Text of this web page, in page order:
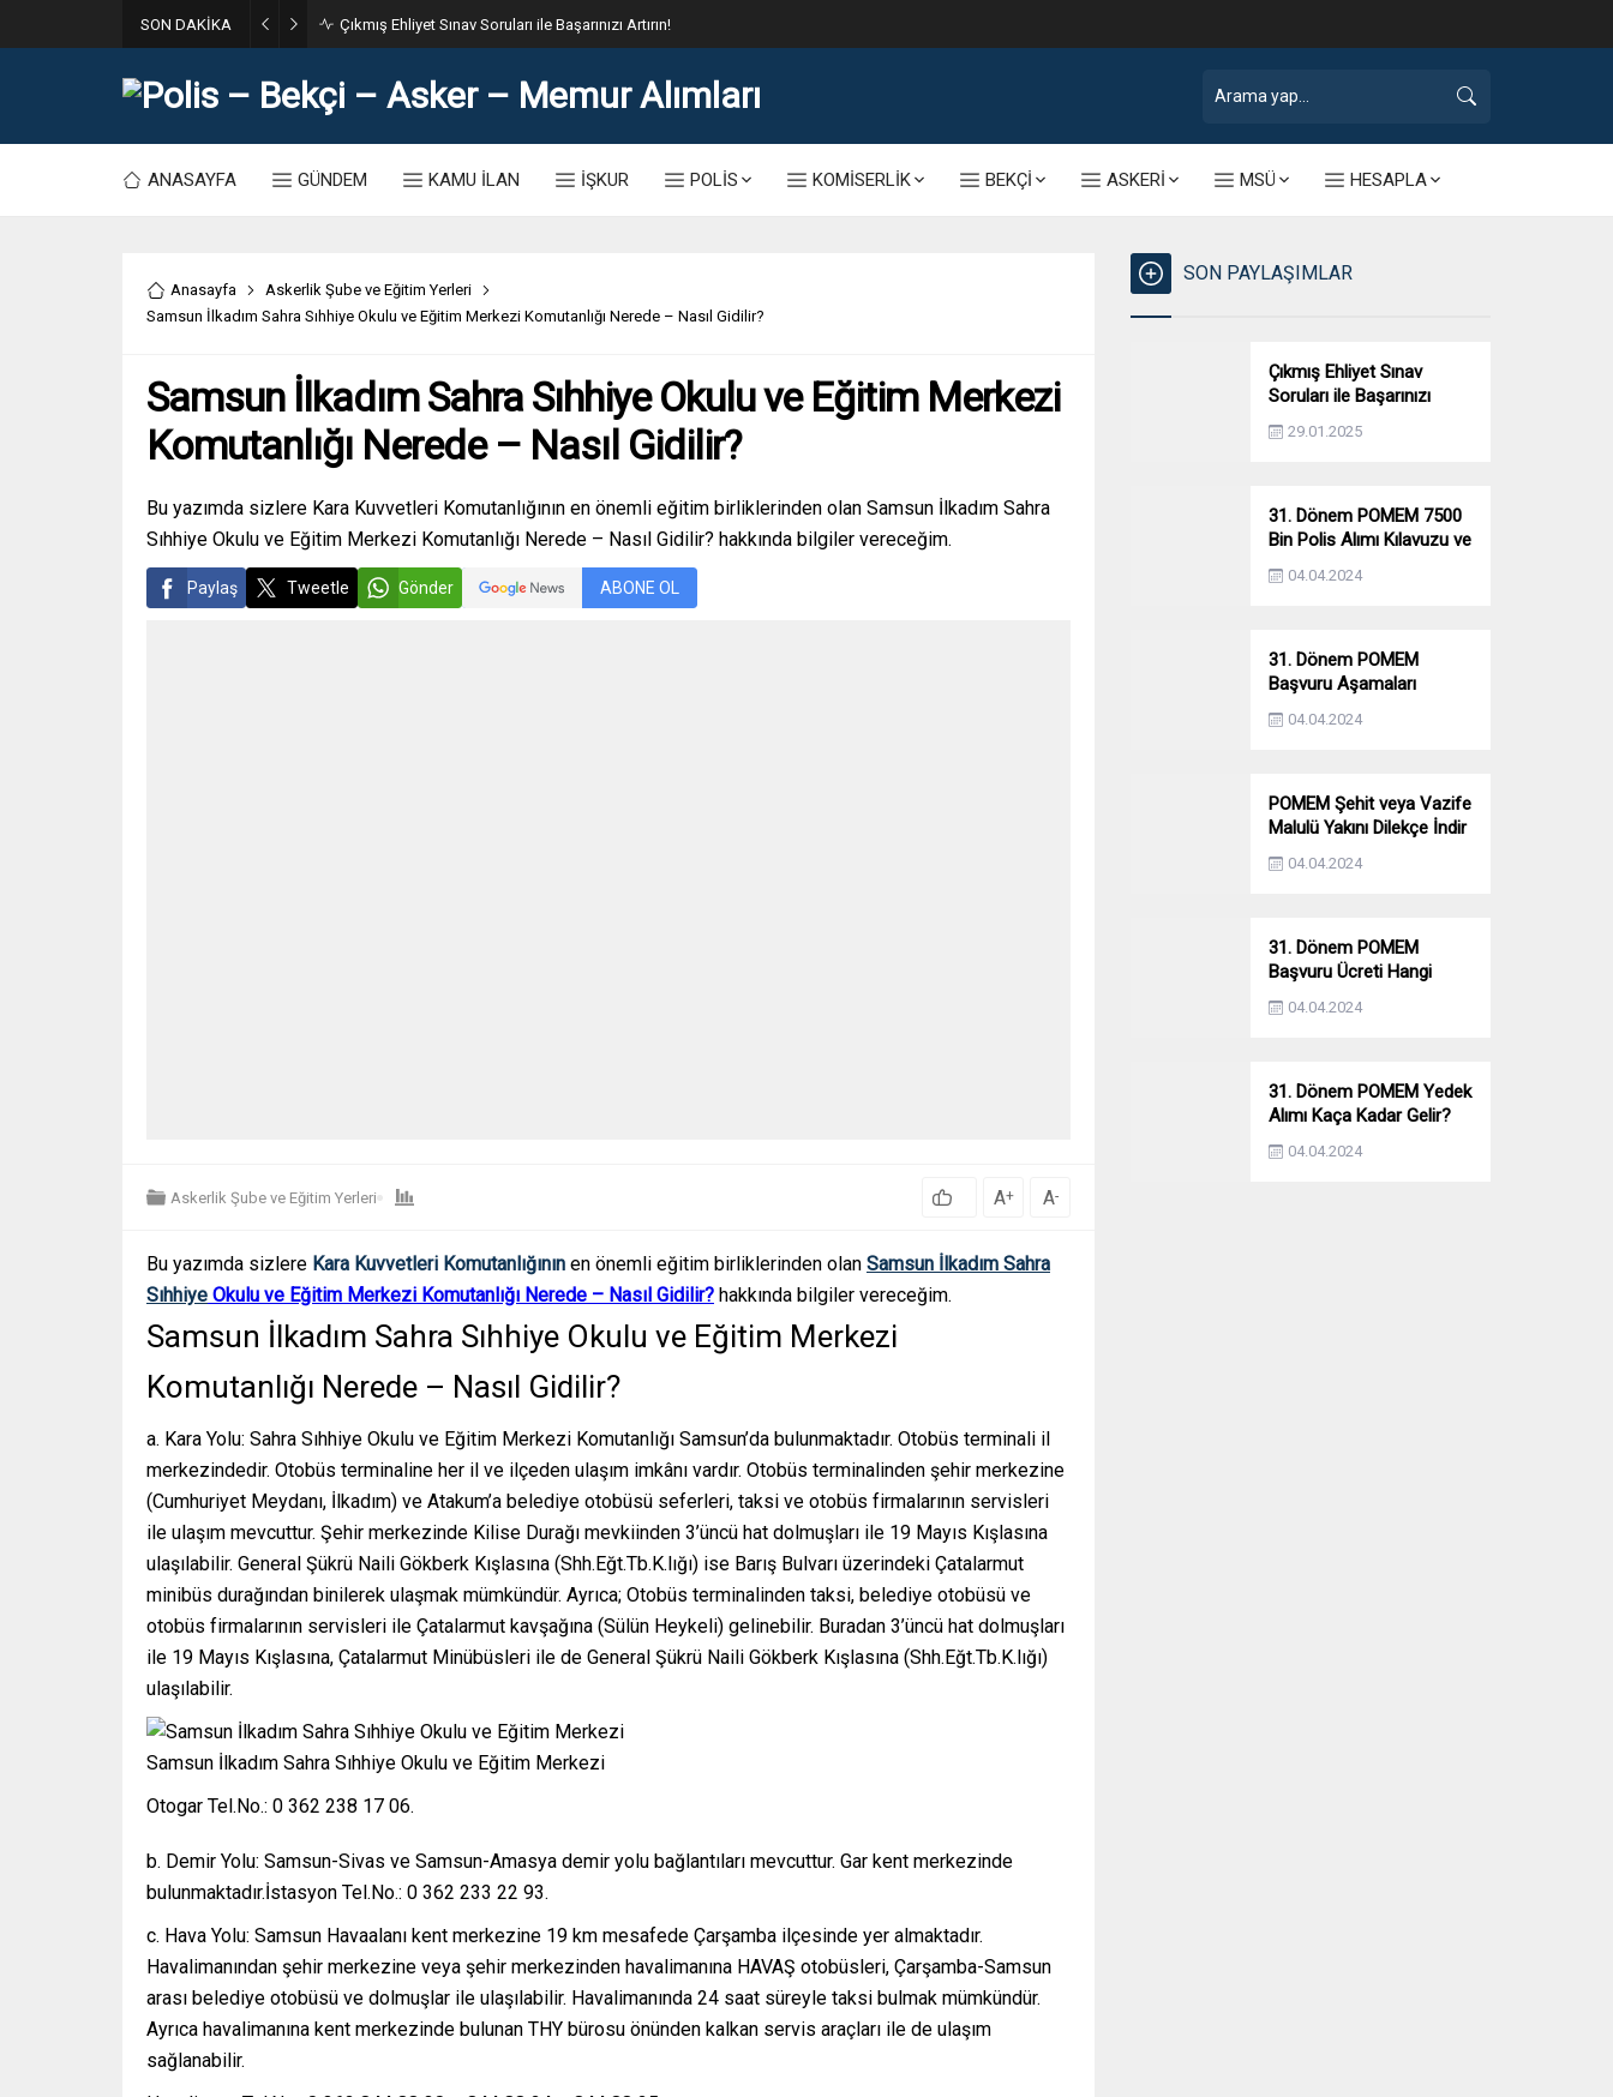
SON DAKİKA 31. Dönem POMEM 7500 Bin Polis Alımı Kılavuzu ve Başvuru Ekranı
ANASAYFA GÜNDEM KAMU İLAN İŞKUR POLİS KOMİSERLİK BEKÇİ ASKERİ MSÜ HESAPLA
Anasayfa
Askerlik Şube ve Eğitim Yerleri
Samsun İlkadım Sahra Sıhhiye Okulu ve Eğitim Merkezi Komutanlığı Nerede – Nasıl Gidilir?
Samsun İlkadım Sahra Sıhhiye Okulu ve Eğitim Merkezi
Komutanlığı Nerede – Nasıl Gidilir?
Bu yazımda sizlere Kara Kuvvetleri Komutanlığının en önemli eğitim birliklerinden olan Samsun İlkadım Sahra
Sıhhiye Okulu ve Eğitim Merkezi Komutanlığı Nerede – Nasıl Gidilir? hakkında bilgiler vereceğim.
Paylaş Tweetle Gönder ABONE OL
Askerlik Şube ve Eğitim Yerleri A+ A-
Bu yazımda sizlere Kara Kuvvetleri Komutanlığının en önemli eğitim birliklerinden olan Samsun İlkadım Sahra
Sıhhiye Okulu ve Eğitim Merkezi Komutanlığı Nerede – Nasıl Gidilir? hakkında bilgiler vereceğim.
Samsun İlkadım Sahra Sıhhiye Okulu ve Eğitim Merkezi
Komutanlığı Nerede – Nasıl Gidilir?
a. Kara Yolu: Sahra Sıhhiye Okulu ve Eğitim Merkezi Komutanlığı Samsun’da bulunmaktadır. Otobüs terminali il
merkezindedir. Otobüs terminaline her il ve ilçeden ulaşım imkânı vardır. Otobüs terminalinden şehir merkezine
(Cumhuriyet Meydanı, İlkadım) ve Atakum’a belediye otobüsü seferleri, taksi ve otobüs firmalarının servisleri
ile ulaşım mevcuttur. Şehir merkezinde Kilise Durağı mevkiinden 3’üncü hat dolmuşları ile 19 Mayıs Kışlasına
ulaşılabilir. General Şükrü Naili Gökberk Kışlasına (Shh.Eğt.Tb.K.lığı) ise Barış Bulvarı üzerindeki Çatalarmut
minibüs durağından binilerek ulaşmak mümkündür. Ayrıca; Otobüs terminalinden taksi, belediye otobüsü ve
otobüs firmalarının servisleri ile Çatalarmut kavşağına (Sülün Heykeli) gelinebilir. Buradan 3’üncü hat dolmuşları
ile 19 Mayıs Kışlasına, Çatalarmut Minübüsleri ile de General Şükrü Naili Gökberk Kışlasına (Shh.Eğt.Tb.K.lığı)
ulaşılabilir.
Samsun İlkadım Sahra Sıhhiye Okulu ve Eğitim Merkezi
Otogar Tel.No.: 0 362 238 17 06.
b. Demir Yolu: Samsun-Sivas ve Samsun-Amasya demir yolu bağlantıları mevcuttur. Gar kent merkezinde
bulunmaktadır.İstasyon Tel.No.: 0 362 233 22 93.
c. Hava Yolu: Samsun Havaalanı kent merkezine 19 km mesafede Çarşamba ilçesinde yer almaktadır.
Havalimanından şehir merkezine veya şehir merkezinden havalimanına HAVAŞ otobüsleri, Çarşamba-Samsun
arası belediye otobüsü ve dolmuşlar ile ulaşılabilir. Havalimanında 24 saat süreyle taksi bulmak mümkündür.
Ayrıca havalimanına kent merkezinde bulunan THY bürosu önünden kalkan servis araçları ile de ulaşım
sağlanabilir.
SON PAYLAŞIMLAR
Çıkmış Ehliyet Sınav
Soruları ile Başarınızı
Artırın!
29.01.2025
31. Dönem POMEM 7500
Bin Polis Alımı Kılavuzu ve
Başvuru Ekranı
04.04.2024
31. Dönem POMEM
Başvuru Aşamaları
Nelerdir? Ön Sağlık –
Parkur – Mülakat
04.04.2024
POMEM Şehit veya Vazife
Malulü Yakını Dilekçe İndir
04.04.2024
31. Dönem POMEM
Başvuru Ücreti Hangi
Bankaya Yatırılacak?
04.04.2024
31. Dönem POMEM Yedek
Alımı Kaça Kadar Gelir?
Yıllara Göre Yedek Alımı
04.04.2024